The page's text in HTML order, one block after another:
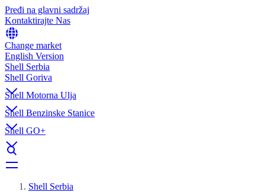
Pređi na glavni sadržaj
Kontaktirajte Nas
Change market
English Version
Shell Serbia
Shell Goriva
Shell Motorna Ulja
Shell Benzinske Stanice
Shell GO+
Shell Serbia